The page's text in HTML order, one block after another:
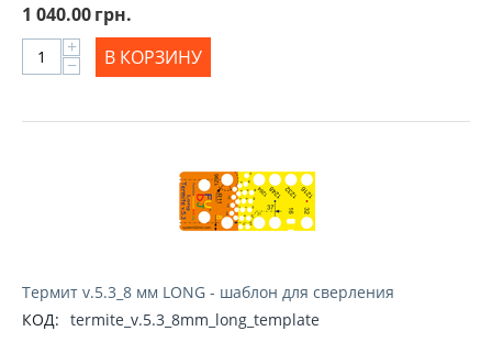
1 040.00грн.
+
− В КОРЗИНУ
Термит v.5.3_8 мм LONG - шаблон для сверления
КОД: termite_v.5.3_8mm_long_template